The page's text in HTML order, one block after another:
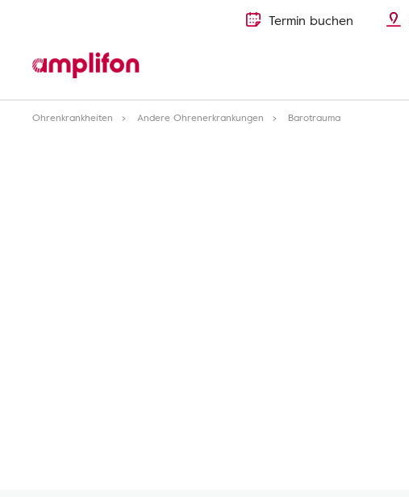
Termin buchen
Ohrenkrankheiten Andere Ohrenerkrankungen Barotrauma